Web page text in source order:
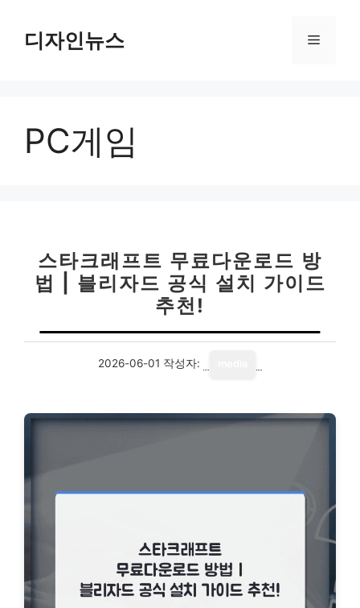
디자인뉴스 메
PC게임
스타크래프트 무료다운로드 방
법 | 블리자드 공식 설치 가이드
추천!
2026-06-01 작성자: